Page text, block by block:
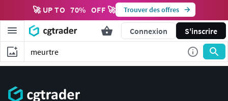
🚀 UP TO 70% OFF 🚀 Trouver des offres
Connexion S'inscrire